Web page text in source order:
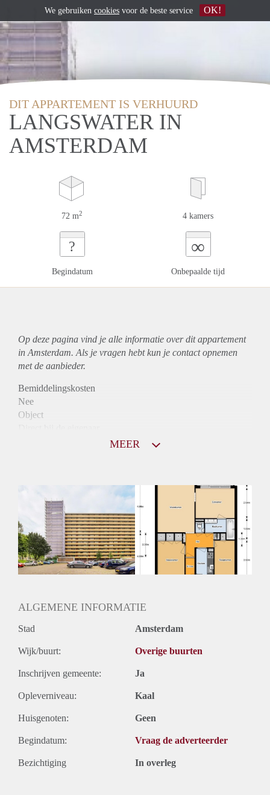
DIT APPARTEMENT IS VERHUURD
LANGSWATER IN
AMSTERDAM
72 m2 4 kamers
?
Begindatum
∞
Onbepaalde tijd
Op deze pagina vind je alle informatie over ditappartement
in Amsterdam. Als je vragen hebt kun je contact opnemen
met de aanbieder.
Bemiddelingskosten
Nee
Object
Niet mogelijk
Inkomen eis
3,0 X Maandhuur Bruto
Huurtermijn
Onbepaalde termijn
Oplevering
MEER
ALGEMENE INFORMATIE
Stad Amsterdam
Wijk/buurt: Overige buurten
Inschrijven gemeente: Ja
Opleverniveau: Kaal
Huisgenoten: Geen
Begindatum: Vraag de adverteerder
Bezichtiging In overleg
We gebruiken cookies voor de beste service OK!